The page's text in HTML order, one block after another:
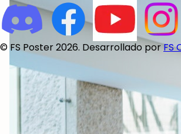
© FS Poster 2026. Desarrollado porFS